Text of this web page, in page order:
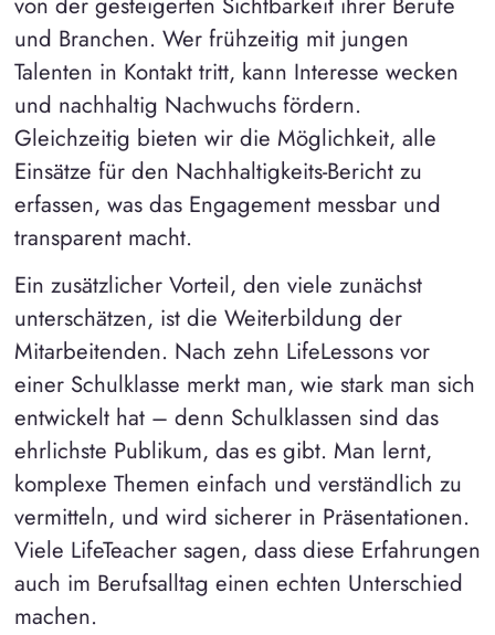
und Branchen. Wer frühzeitig mit jungen
Talenten in Kontakt tritt, kann Interesse wecken
und nachhaltig Nachwuchs fördern.
Gleichzeitig bieten wir die Möglichkeit, alle
Einsätze für den Nachhaltigkeits-Bericht zu
erfassen, was das Engagement messbar und
transparent macht.
Ein zusätzlicher Vorteil, den viele zunächst
unterschätzen, ist die Weiterbildung der
Mitarbeitenden. Nach zehn LifeLessons vor
einer Schulklasse merkt man, wie stark man sich
entwickelt hat – denn Schulklassen sind das
ehrlichste Publikum, das es gibt. Man lernt,
komplexe Themen einfach und verständlich zu
vermitteln, und wird sicherer in Präsentationen.
Viele LifeTeacher sagen, dass diese Erfahrungen
auch im Berufsalltag einen echten Unterschied
machen.